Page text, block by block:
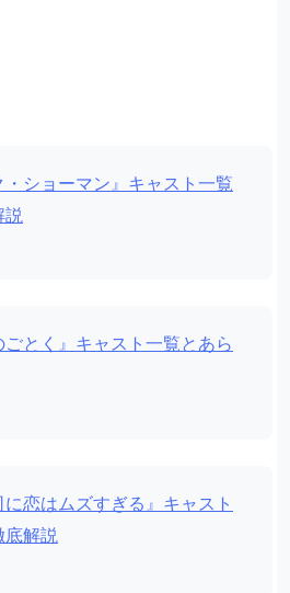
・ショーマン』キャスト一覧
説
ごとく』キャスト一覧とあら
に恋はムズすぎる』キャスト
解説